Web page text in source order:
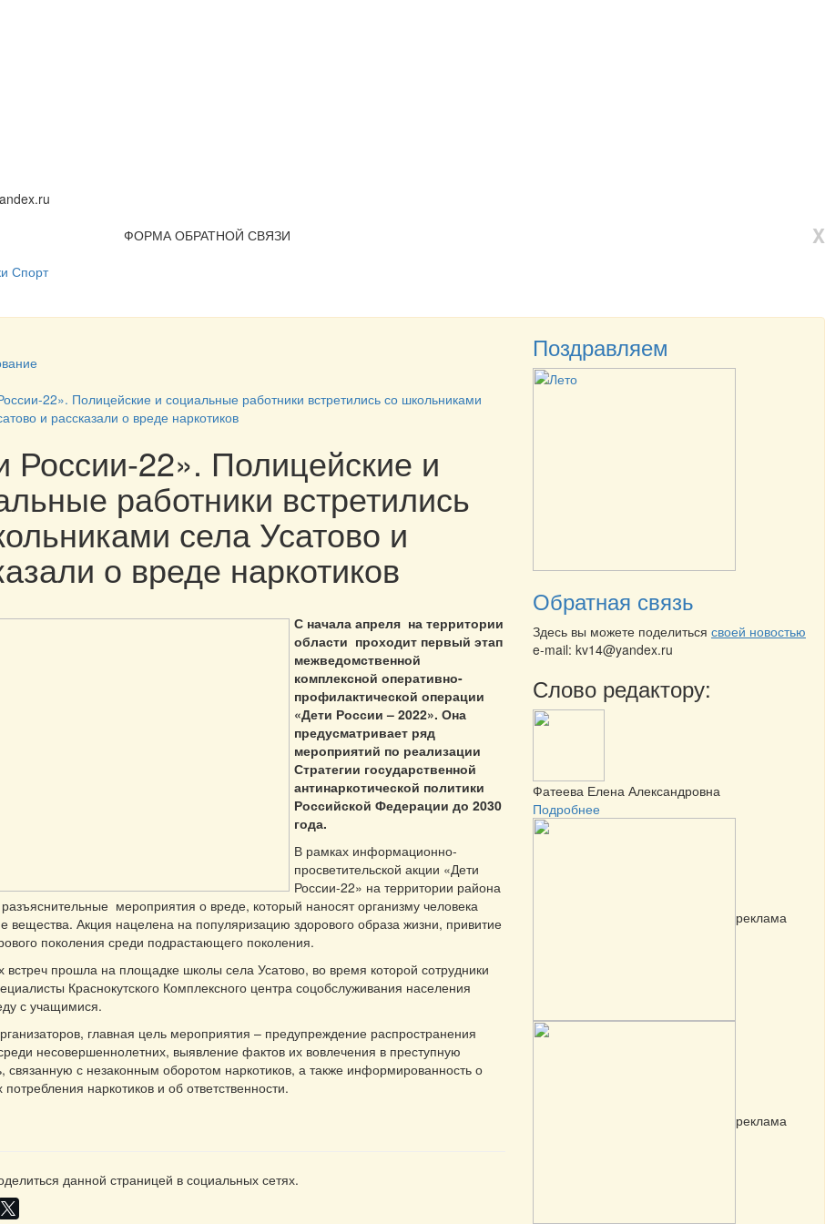
X
ФОРМА ОБРАТНОЙ СВЯЗИ
Спорт
22». Полицейские и социальные работники встретились со школьниками
и рассказали о вреде наркотиков
России-22». Полицейские и
работники встретились
села Усатово и
о вреде наркотиков
С начала апреля на территории
области проходит первый этап
межведомственной
комплексной оперативно-
профилактической операции
«Дети России – 2022». Она
предусматривает ряд
мероприятий по реализации
Стратегии государственной
антинаркотической политики
Российской Федерации до 2030
года.
В рамках информационно-
просветительской акции «Дети
России-22» на территории района
мероприятия о вреде, который наносят организму человека
вещества. Акция нацелена на популяризацию здорового образа жизни, привитие
поколения среди подрастающего поколения.
встреч прошла на площадке школы села Усатово, во время которой сотрудники
Краснокутского Комплексного центра соцобслуживания населения
с учащимися.
главная цель мероприятия – предупреждение распространения
несовершеннолетних, выявление фактов их вовлечения в преступную
связанную с незаконным оборотом наркотиков, а также информированность о
потребления наркотиков и об ответственности.
данной страницей в социальных сетях.
Поздравляем
Обратная связь
Здесь вы можете поделиться своей новостью
e-mail: kv14@yandex.ru
Слово редактору:
Фатеева Елена Александровна
Подробнее
реклама
реклама